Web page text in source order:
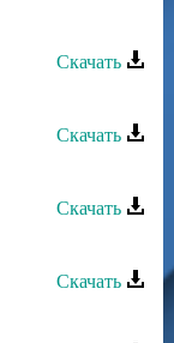
Скачать
Скачать
Скачать
Скачать